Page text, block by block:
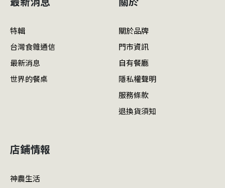
特輯
台灣食雜通信
最新消息
世界的餐桌
關於品牌
門市資訊
自有餐廳
隱私權聲明
服務條款
退換貨須知
店鋪情報
神農生活